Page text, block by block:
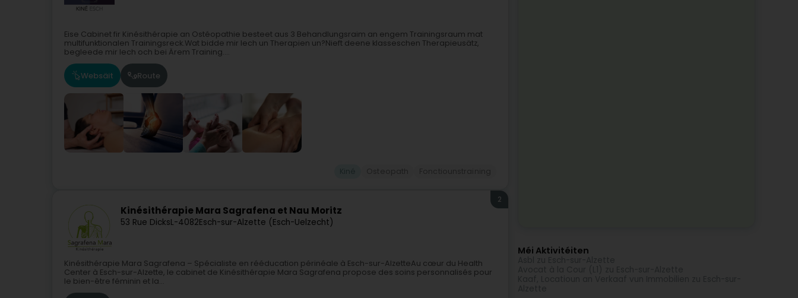
Eise Cabinet fir Kinésithérapie an Ostéopathie besteet aus 3 Behandlungsraim an engem Trainingsraum mat
multifunktionalen Trainingsreck.Wat bidde mir Iech un Therapien un?Nieft deene klasseschen Therapieusätz,
begleede mir Iech och bei Ärem Training....
Websäit Route
Kinésithérapie Mara Sagrafena et Nau Moritz
53 Rue DicksL-4082Esch-sur-Alzette (Esch-Uelzecht)
2
Kinésithérapie Mara Sagrafena – Spécialiste en rééducation périnéale à Esch-sur-AlzetteAu cœur du Health
Center à Esch-sur-Alzette, le cabinet de Kinésithérapie Mara Sagrafena propose des soins personnalisés pour
le bien-être féminin et la...
Méi Aktivitéiten